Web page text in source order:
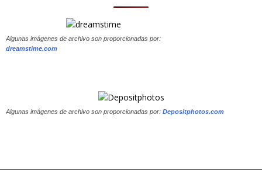
Algunas imágenes de archivo son proporcionadas por:
dreamstime.com
Algunas imágenes de archivo son proporcionadas por: Depositphotos.com